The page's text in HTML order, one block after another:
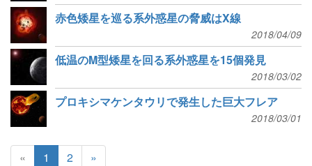
赤色矮星を巡る系外惑星の脅威はX線
2018/04/09
低温のM型矮星を回る系外惑星を15個発見
2018/03/02
プロキシマケンタウリで発生した巨大フレア
2018/03/01
« 1 2 »